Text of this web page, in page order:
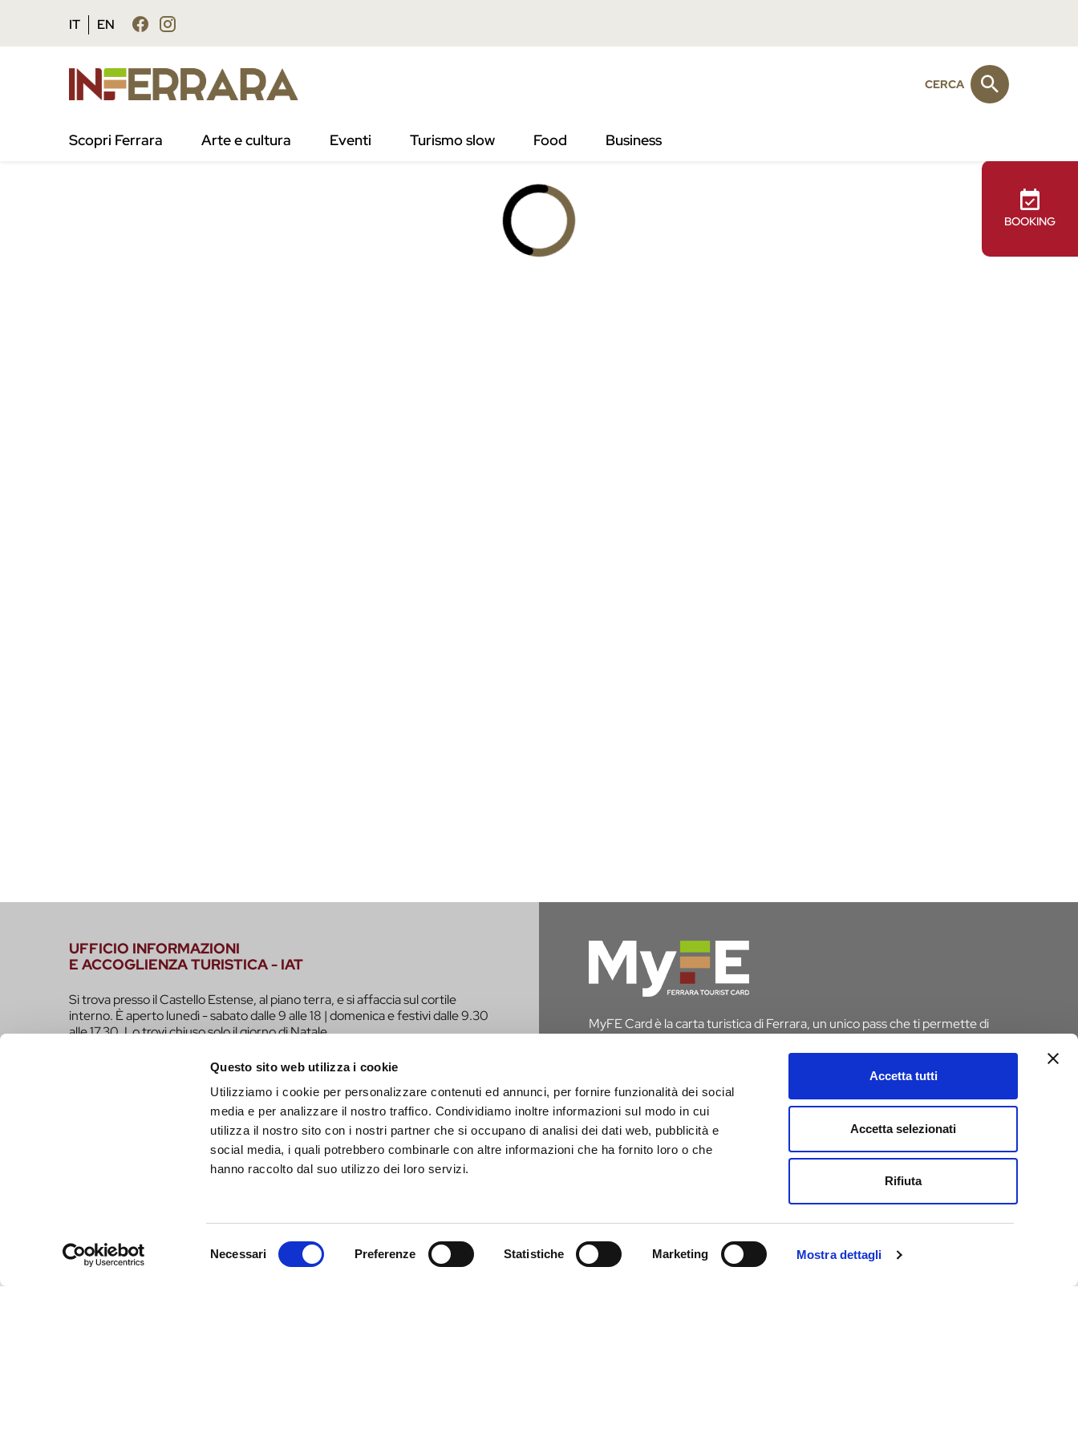
Questo sito web utilizza i cookie
Utilizziamo i cookie per personalizzare contenuti ed annunci, per fornire funzionalità dei social
media e per analizzare il nostro traffico. Condividiamo inoltre informazioni sul modo in cui
utilizza il nostro sito con i nostri partner che si occupano di analisi dei dati web, pubblicità e
social media, i quali potrebbero combinarle con altre informazioni che ha fornito loro o che
hanno raccolto dal suo utilizzo dei loro servizi.
Necessari Preferenze Statistiche Marketing Mostra dettagli
Accetta tutti
Accetta selezionati
Rifiuta
Vai al contenuto principale
Vai al footer
IT EN
BOOKING
CERCA
Scopri Ferrara Arte e cultura Eventi Turismo slow Food Business
UFFICIO INFORMAZIONI
E ACCOGLIENZA TURISTICA - IAT
Si trova presso il Castello Estense, al piano terra, e si affaccia sul cortile
interno. È aperto lunedì - sabato dalle 9 alle 18 | domenica e festivi dalle 9.30
alle 17.30. Lo trovi chiuso solo il giorno di Natale.
infotur@comune.fe.it 0532-419190
SEI UN OPERATORE TURISTICO E VUOI ESSERE CONTATTATO PER
FARE PARTE DEL PROGETTO INFERRARA?
MyFE Card è la carta turistica di Ferrara, un unico pass che ti permette di
hai diritto all’esenzione dall’imposta di soggiorno
SCOPRI MYFE CARD